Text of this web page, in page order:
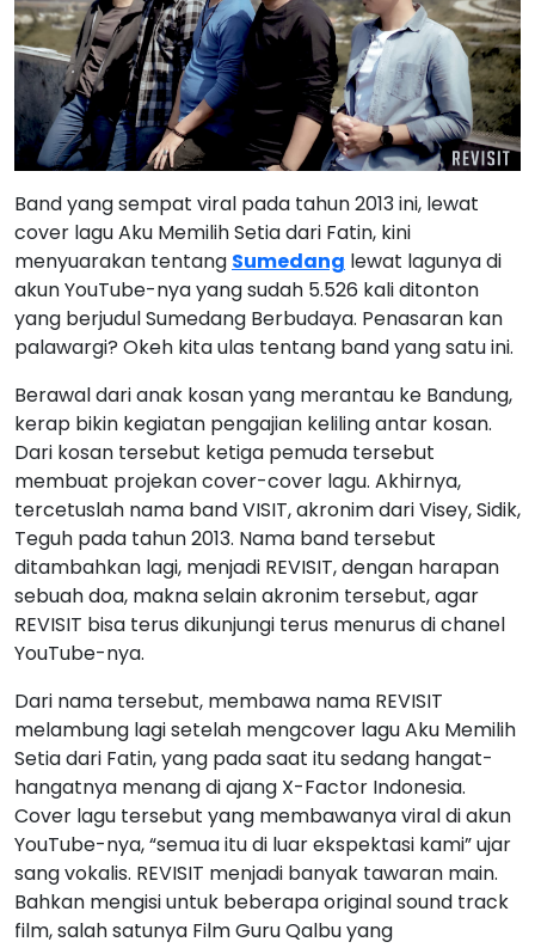
Band yang sempat viral pada tahun 2013 ini, lewat
cover lagu Aku Memilih Setia dari Fatin, kini
menyuarakan tentang Sumedang lewat lagunya di
akun YouTube-nya yang sudah 5.526 kali ditonton
yang berjudul Sumedang Berbudaya. Penasaran kan
palawargi? Okeh kita ulas tentang band yang satu ini.
Berawal dari anak kosan yang merantau ke Bandung,
kerap bikin kegiatan pengajian keliling antar kosan.
Dari kosan tersebut ketiga pemuda tersebut
membuat projekan cover-cover lagu. Akhirnya,
tercetuslah nama band VISIT, akronim dari Visey, Sidik,
Teguh pada tahun 2013. Nama band tersebut
ditambahkan lagi, menjadi REVISIT, dengan harapan
sebuah doa, makna selain akronim tersebut, agar
REVISIT bisa terus dikunjungi terus menurus di chanel
YouTube-nya.
Dari nama tersebut, membawa nama REVISIT
melambung lagi setelah mengcover lagu Aku Memilih
Setia dari Fatin, yang pada saat itu sedang hangat-
hangatnya menang di ajang X-Factor Indonesia.
Cover lagu tersebut yang membawanya viral di akun
YouTube-nya, “semua itu di luar ekspektasi kami” ujar
sang vokalis. REVISIT menjadi banyak tawaran main.
Bahkan mengisi untuk beberapa original sound track
film, salah satunya Film Guru Qalbu yang